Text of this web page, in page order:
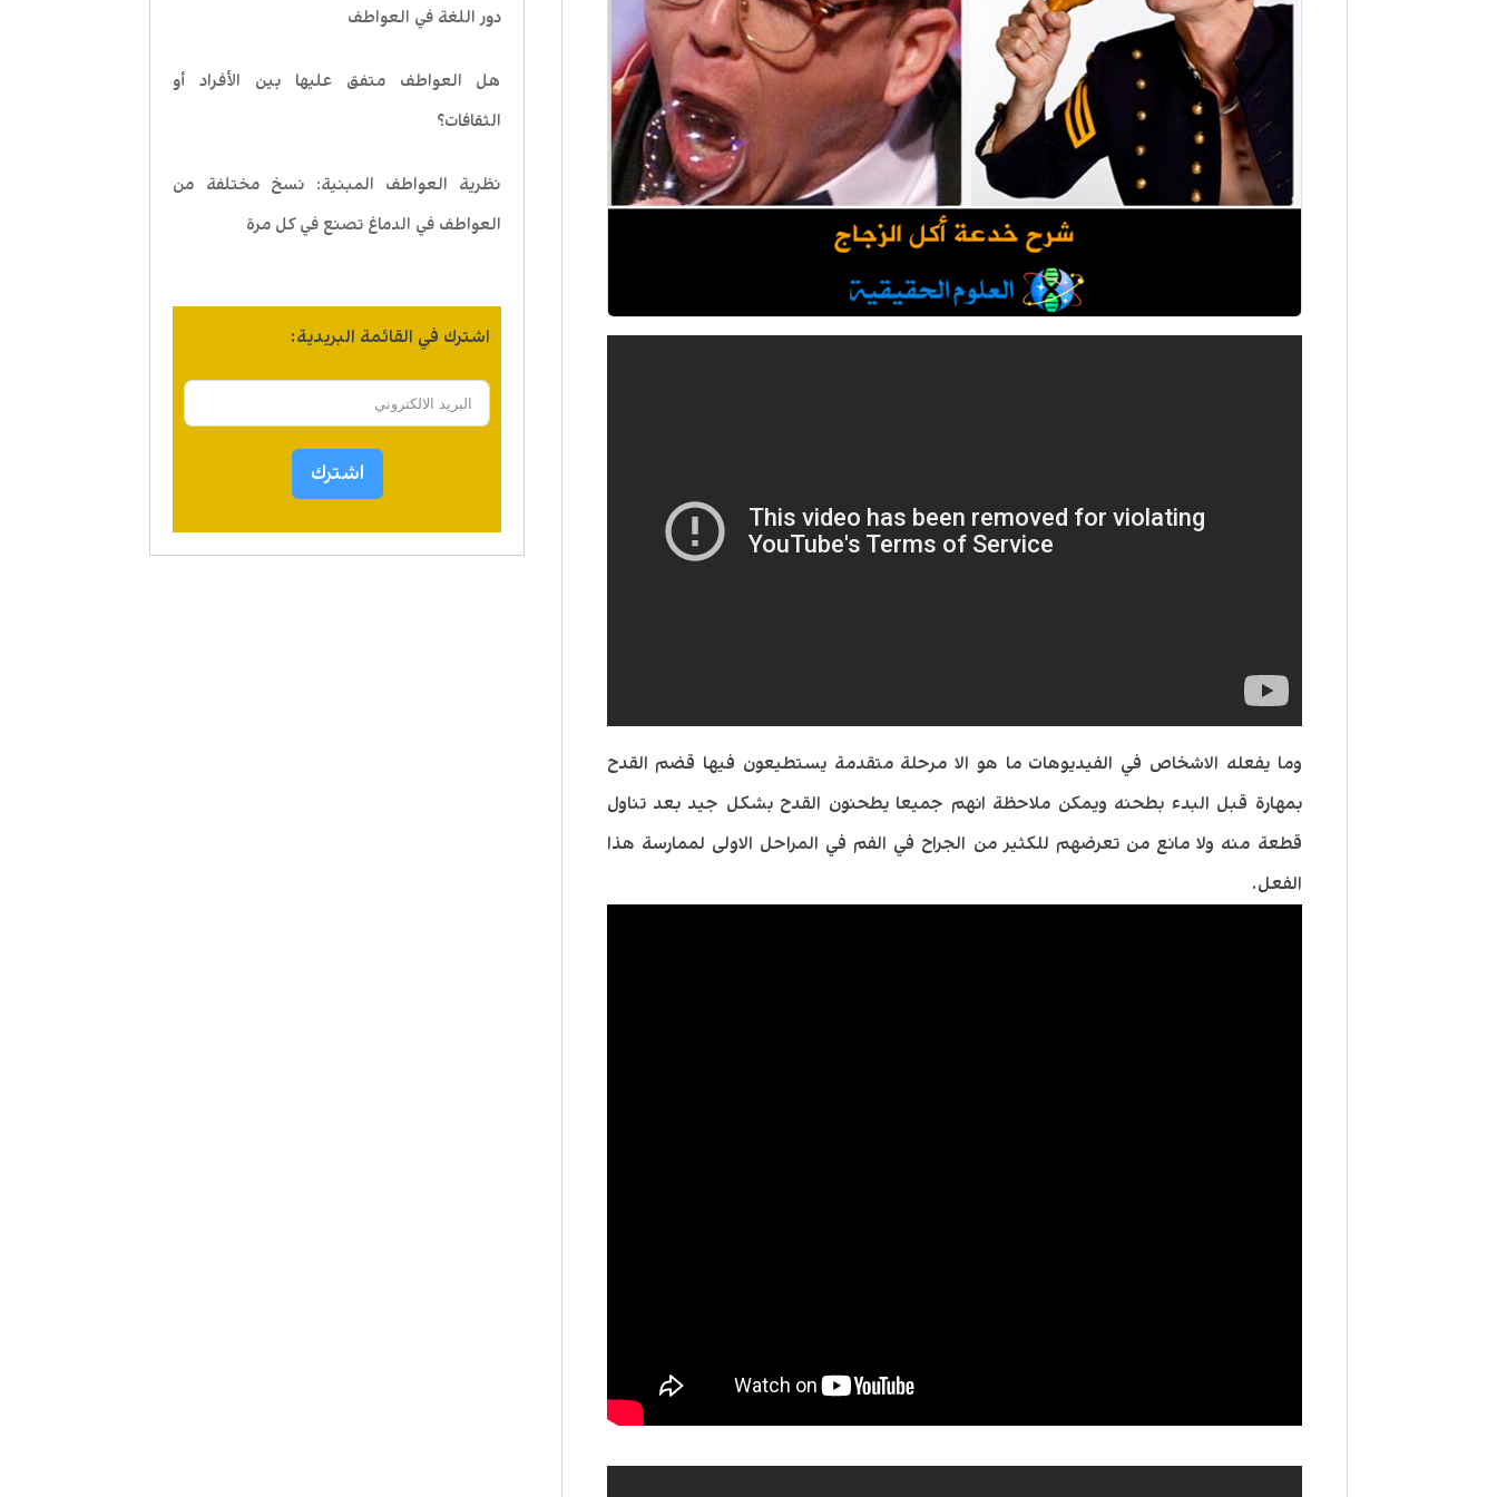
دور اللغة في العواطف
هل العواطف متفق عليها بين الأفراد أو
الثقافات؟
نظرية العواطف المبنية: نسخ مختلفة من
العواطف في الدماغ تصنع في كل مرة
اشترك في القائمة البريدية:
اشترك
وما يفعله الاشخاص في الفيديوهات ما هو الا مرحلة متقدمة يستطيعون فيها قضم القدح
بمهارة قبل البدء بطحنه ويمكن ملاحظة انهم جميعا يطحنون القدح بشكل جيد بعد تناول
قطعة منه ولا مانع من تعرضهم للكثير من الجراح في الفم في المراحل الاولى لممارسة هذا
الفعل.